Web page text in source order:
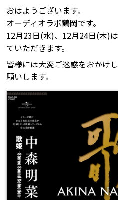
おはようございます。
オーディオラボ鶴岡です。
12月23日(水)、12月24日(木)
ていただきます。
皆様には大変ご迷惑をおかけ
願いします。